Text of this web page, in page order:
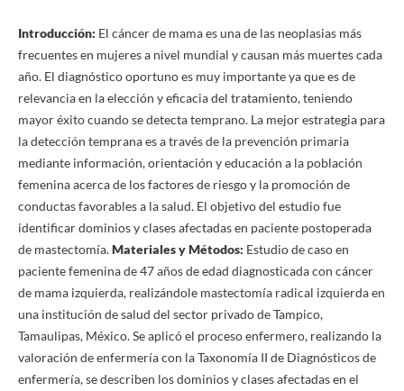
Introducción: El cáncer de mama es una de las neoplasias más
frecuentes en mujeres a nivel mundial y causan más muertes cada
año. El diagnóstico oportuno es muy importante ya que es de
relevancia en la elección y eficacia del tratamiento, teniendo
mayor éxito cuando se detecta temprano. La mejor estrategia para
la detección temprana es a través de la prevención primaria
mediante información, orientación y educación a la población
femenina acerca de los factores de riesgo y la promoción de
conductas favorables a la salud. El objetivo del estudio fue
identificar dominios y clases afectadas en paciente postoperada
de mastectomía.Materiales y Métodos: Estudio de caso en
paciente femenina de 47 años de edad diagnosticada con cáncer
de mama izquierda, realizándole mastectomía radical izquierda en
una institución de salud del sector privado de Tampico,
Tamaulipas, México. Se aplicó el proceso enfermero, realizando la
valoración de enfermería con la Taxonomía II de Diagnósticos de
enfermería, se describen los dominios y clases afectadas en el